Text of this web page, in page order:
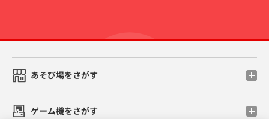
あそび場をさがす
ゲーム機をさがす